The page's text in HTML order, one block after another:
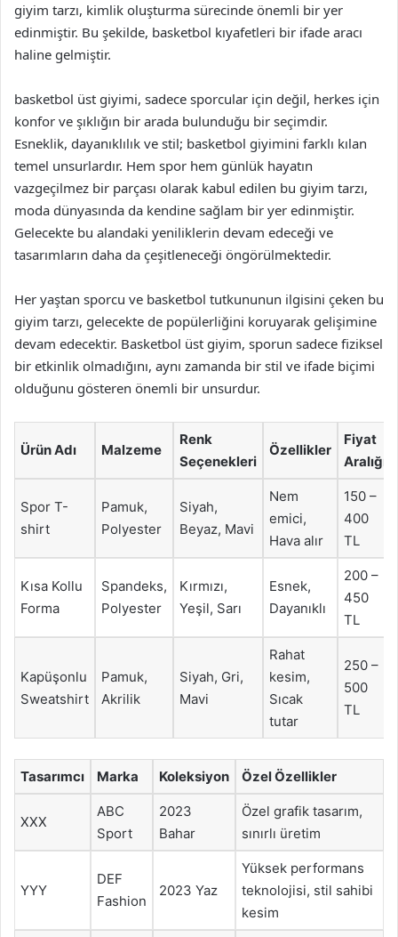
giyim tarzı, kimlik oluşturma sürecinde önemli bir yer
edinmiştir. Bu şekilde, basketbol kıyafetleri bir ifade aracı
haline gelmiştir.
basketbol üst giyimi, sadece sporcular için değil, herkes için
konfor ve şıklığın bir arada bulunduğu bir seçimdir.
Esneklik, dayanıklılık ve stil; basketbol giyimini farklı kılan
temel unsurlardır. Hem spor hem günlük hayatın
vazgeçilmez bir parçası olarak kabul edilen bu giyim tarzı,
moda dünyasında da kendine sağlam bir yer edinmiştir.
Gelecekte bu alandaki yeniliklerin devam edeceği ve
tasarımların daha da çeşitleneceği öngörülmektedir.
Her yaştan sporcu ve basketbol tutkununun ilgisini çeken bu
giyim tarzı, gelecekte de popülerliğini koruyarak gelişimine
devam edecektir. Basketbol üst giyim, sporun sadece fiziksel
bir etkinlik olmadığını, aynı zamanda bir stil ve ifade biçimi
olduğunu gösteren önemli bir unsurdur.
Ürün Adı Malzeme
Renk
Seçenekleri
Özellikler
Fiyat
Aralığı
Spor T-
shirt
Pamuk,
Polyester
Siyah,
Beyaz, Mavi
Nem
emici,
Hava alır
150 –
400
TL
Kısa Kollu
Forma
Spandeks,
Polyester
Kırmızı,
Yeşil, Sarı
Esnek,
Dayanıklı
200 –
450
TL
Kapüşonlu
Sweatshirt
Pamuk,
Akrilik
Siyah, Gri,
Mavi
Rahat
kesim,
Sıcak
tutar
250 –
500
TL
Tasarımcı Marka Koleksiyon Özel Özellikler
XXX
ABC
Sport
2023
Bahar
Özel grafik tasarım,
sınırlı üretim
YYY
DEF
Fashion
2023 Yaz
Yüksek performans
teknolojisi, stil sahibi
kesim